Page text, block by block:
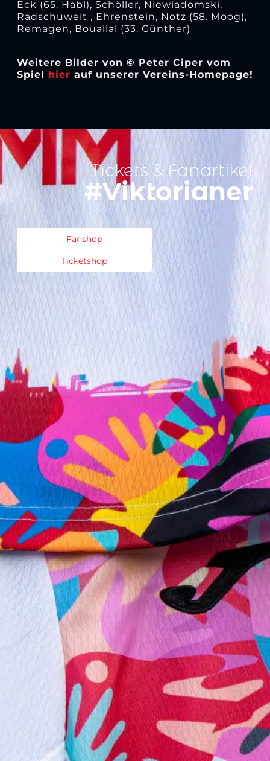
Eck (65. Habl), Schöller, Niewiadomski,
Radschuweit , Ehrenstein, Notz (58. Moog),
Remagen, Bouallal (33. Günther)
Weitere Bilder von © Peter Ciper vom
Spiel hier auf unserer Vereins-Homepage!
Tickets & Fanartikel
#Viktorianer
Fanshop
Ticketshop